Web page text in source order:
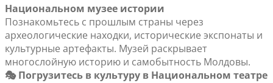
Национальном музее истории
Познакомьтесь с прошлым страны через
археологические находки, исторические экспонаты и
культурные артефакты. Музей раскрывает
многослойную историю и самобытность Молдовы.
🎭 Погрузитесь в культуру в Национальном театре